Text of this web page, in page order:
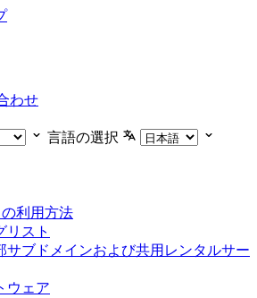
わせ
言語の選択
利用方法
リスト
サブドメインおよび共用レンタルサー
ウェア